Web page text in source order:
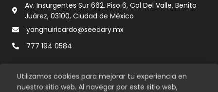
Av. Insurgentes Sur 662, Piso 6, Col Del Valle, Benito
Juárez, 03100, Ciudad de México
yanghuiricardo@seedary.mx
777 194 0584
Utilizamos cookies para mejorar tu experiencia en
nuestro sitio web. Al navegar por este sitio web,